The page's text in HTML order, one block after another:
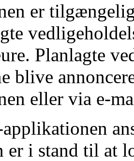
er
Planlagte
blive
eller via e-
er i stand til at